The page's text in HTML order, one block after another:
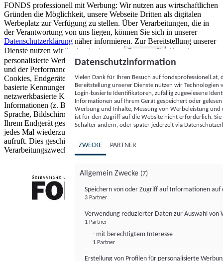
FONDS professionell mit Werbung: Wir nutzen aus wirtschaftlichen
Gründen die Möglichkeit, unsere Webseite Dritten als digitalen
Werbeplatz zur Verfügung zu stellen. Über Verarbeitungen, die in
der Verantwortung von uns liegen, können Sie sich in unserer
Datenschutzerklärung näher informieren. Zur Bereitstellung unserer
Dienste nutzen wir Technologien von
Partnern (5)
. Zwecke:
personalisierte Werbung und Inhalte, Messung von Werbeleistung
und der Performance von Inhalten sowie Zielgruppenforschung.
Cookies, Endgeräte- oder ähnliche Online-Kennungen (z. B. login-
basierte Kennungen, zufällig generierte Kennungen,
netzwerkbasierte Kennungen) können zusammen mit anderen
Informationen (z. B. Browsertyp und Browserinformationen,
Sprache, Bildschirmgröße, unterstützte Technologien usw.) auf
Ihrem Endgerät gespeichert oder von dort ausgelesen werden, um es
jedes Mal wiederzuerkennen, wenn es eine App oder einer Webseite
aufruft. Dies geschieht für einen oder mehrere der hier aufgeführten
Verarbeitungszwecke.
Datenschutzinformation
Vielen Dank für Ihren Besuch auf
Bereitstellung unserer Dienste nutzen wir Technologien
Login-basierte Identifikatoren, zufällig zugewiesene
Informationen auf Ihrem Gerät gespeichert oder
Werbung und Inhalte, Messung von Werbeleistung
ist für den Zugriff auf die Website nicht erforderlich.
Schalter ändern, oder später jederzeit via
ZWECKE PARTNER
Allgemein Zwecke (7)
Speichern von oder Zugriff auf Informationen auf
3 Partner
Verwendung reduzierter Daten zur Auswahl von
1 Partner
- mit berechtigtem Interesse
1 Partner
Erstellung von Profilen für personalisierte
FONDS professionell